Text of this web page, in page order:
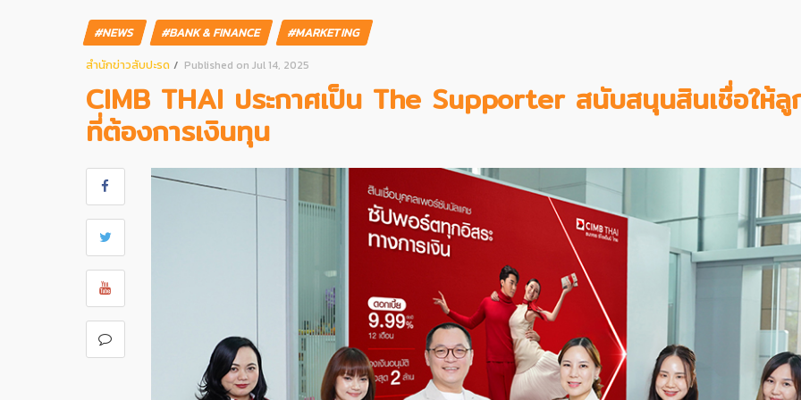
#NEWS #BANK & FINANCE
#MARKETING
สํานักข่าวสับปะรด
Published on Jul 14, 2025
CIMB THAI ประกาศเป็น The Supporter สนับสนุนสินเชื่อให้ลู
ที่ต้องการเงินทุน